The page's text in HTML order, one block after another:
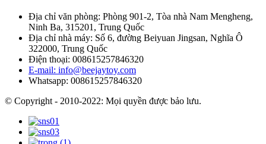
Địa chỉ văn phòng: Phòng 901-2, Tòa nhà Nam Mengheng,
Ninh Ba, 315201, Trung Quốc
Địa chỉ nhà máy: Số 6, đường Beiyuan Jingsan, Nghĩa Ô
322000, Trung Quốc
Điện thoại: 008615257846320
E-mail: info@beejaytoy.com
Whatsapp: 008615257846320
© Copyright - 2010-2022: Mọi quyền được bảo lưu.